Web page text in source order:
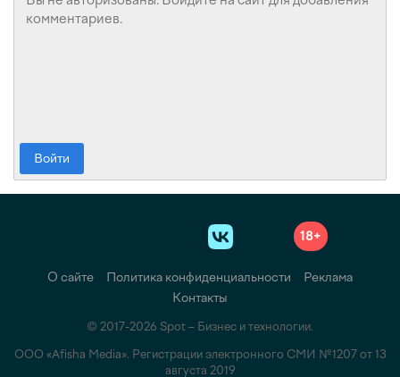
Войти
18+
О сайте Политика конфиденциальности
Реклама
Контакты
© 2017-2026 Spot – Бизнес и технологии.
ООО «Afisha Media». Регистрации электронного СМИ №1207 от 13
августа 2019